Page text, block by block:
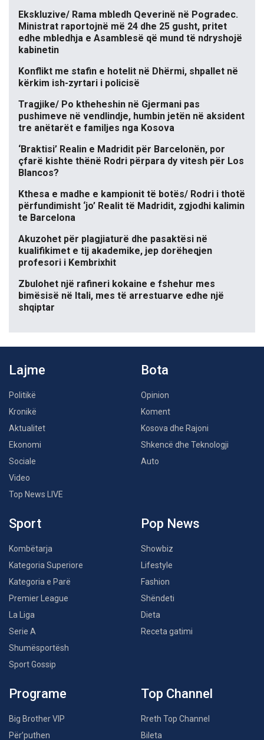
Ekskluzive/ Rama mbledh Qeverinë në Pogradec.
Ministrat raportojnë më 24 dhe 25 gusht, pritet
edhe mbledhja e Asamblesë që mund të ndryshojë
kabinetin
Konflikt me stafin e hotelit në Dhërmi, shpallet në
kërkim ish-zyrtari i policisë
Tragjike/ Po ktheheshin në Gjermani pas
pushimeve në vendlindje, humbin jetën në aksident
tre anëtarët e familjes nga Kosova
‘Braktisi’ Realin e Madridit për Barcelonën, por
çfarë kishte thënë Rodri përpara dy vitesh për Los
Blancos?
Kthesa e madhe e kampionit të botës/ Rodri i thotë
përfundimisht ‘jo’ Realit të Madridit, zgjodhi kalimin
te Barcelona
Akuzohet për plagjiaturë dhe pasaktësi në
kualifikimet e tij akademike, jep dorëheqjen
profesori i Kembrixhit
Zbulohet një rafineri kokaine e fshehur mes
bimësisë në Itali, mes të arrestuarve edhe një
shqiptar
Lajme
Politikë
Kronikë
Aktualitet
Ekonomi
Sociale
Video
Top News LIVE
Bota
Opinion
Koment
Kosova dhe Rajoni
Shkencë dhe Teknologji
Auto
Sport
Kombëtarja
Kategoria Superiore
Kategoria e Parë
Premier League
La Liga
Serie A
Shumësportësh
Sport Gossip
Pop News
Showbiz
Lifestyle
Fashion
Shëndeti
Dieta
Receta gatimi
Programe
Big Brother VIP
Për’puthen
Top Channel
Rreth Top Channel
Bileta